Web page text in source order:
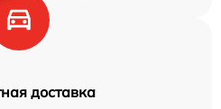
доставка